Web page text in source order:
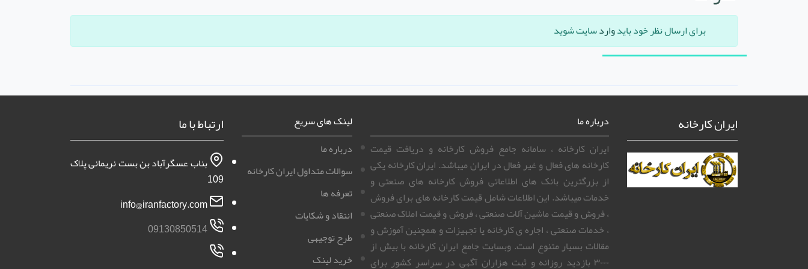
برای ارسال نظر خود بایدواردسایت شوید
ایران کارخانه
درباره ما
ایران کارخانه ، سامانه جامع فروش کارخانه و دریافت قیمت
کارخانه های فعال و غیر فعال در ایران میباشد. ایران کارخانه یکی
از بزرگترین بانک های اطلاعاتی فروش کارخانه های صنعتی و
خدمات میباشد. این اطلاعات شامل قیمت کارخانه های برای فروش
، فروش و قیمت ماشین آلات صنعتی ، فروش و قیمت املاک صنعتی
، خدمات صنعتی ، اجاره ی کارخانه یا تجهیزات و همچنین آموزش و
مقالات بسیار متنوع است. وبسایت جامع ایران کارخانه با بیش از
۳۰۰۰ بازدید روزانه و ثبت هزاران آگهی در سراسر کشور برای
لینک های سریع
درباره ما
سوالات متداول ایران کارخانه
تعرفه ها
انتقاد و شکایات
طرح توجیهی
خرید لینک
ارتباط با ما
بناب عسگرآباد بن بست نریمانی پلاک
109
09130850514